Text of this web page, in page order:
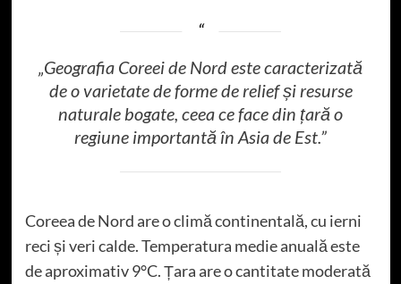
„Geografia Coreei de Nord este caracterizată
de o varietate de forme de relief și resurse
naturale bogate, ceea ce face din țară o
regiune importantă în Asia de Est.”
Coreea de Nord are o climă continentală, cu ierni
reci și veri calde. Temperatura medie anuală este
de aproximativ 9°C. Țara are o cantitate moderată